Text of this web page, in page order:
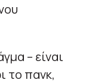
– είναι
το πανκ,